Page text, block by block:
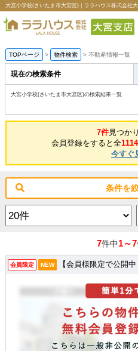
大宮小学校(さいたま市大宮区)｜ララハウス株式会社
TOPページ > 物件検索 > 不動産情報一覧
現在の検索条件
大宮小学校(さいたま市大宮区)の検索結果一覧
7件見つか
会員登録をすると全1114
今すぐ
条件を
7件中1～7
会員限定 NEW 【会員様限定で公開中